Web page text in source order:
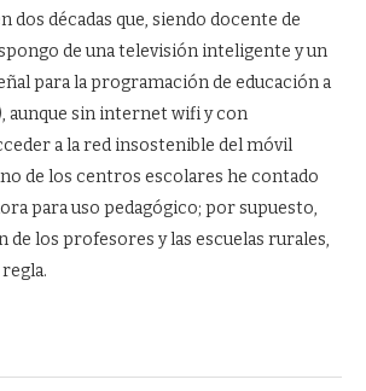
dos décadas que, siendo docente de
de una televisión inteligente y un
para la programación de educación a
aunque sin internet wifi y con
a la red insostenible del móvil
de los centros escolares he contado
para uso pedagógico; por supuesto,
de los profesores y las escuelas rurales,